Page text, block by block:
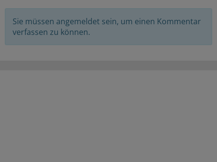
Sie müssen angemeldet sein, um einen Kommentar
verfassen zu können.